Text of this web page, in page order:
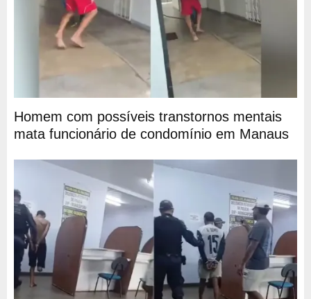
Homem com possíveis transtornos mentais
mata funcionário de condomínio em Manaus